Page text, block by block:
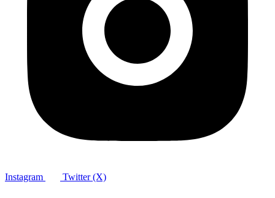
Instagram Twitter (X)